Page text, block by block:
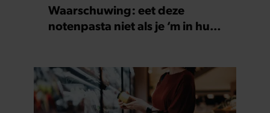
Waarschuwing: eet deze
notenpasta niet als je ‘m in huis